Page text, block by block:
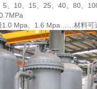
、10、15、25、40、80、
1.0 Mpa、1.6 Mpa……材料可